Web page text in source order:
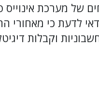
מערכת אינוייס
לדעת כי
וקבלות